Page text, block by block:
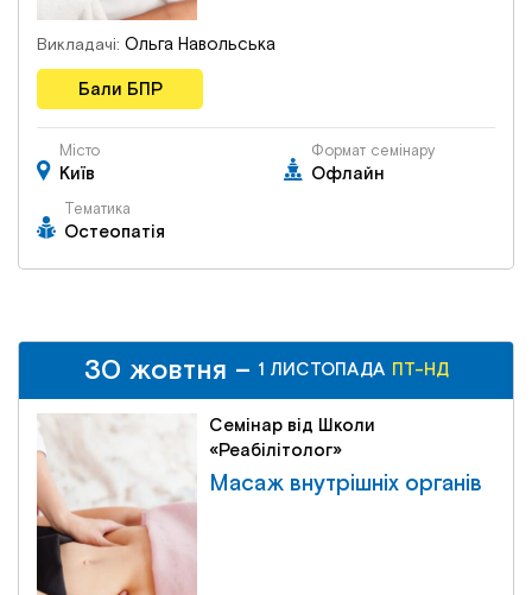
Викладачі: Ольга Навольська
Бали БПР
Місто
Київ
Формат семінару
Офлайн
Тематика
Остеопатія
Семінар від Школи
«Реабілітолог»
Масаж внутрішніх органів
30 жовтня – 1 ЛИСТОПАДА ПТ-НД